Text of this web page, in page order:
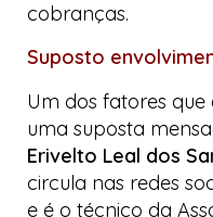
cobranças.
Suposto
Um dos fatores
uma suposta
Erivelto Leal dos
circula nas redes
e é o técnico da